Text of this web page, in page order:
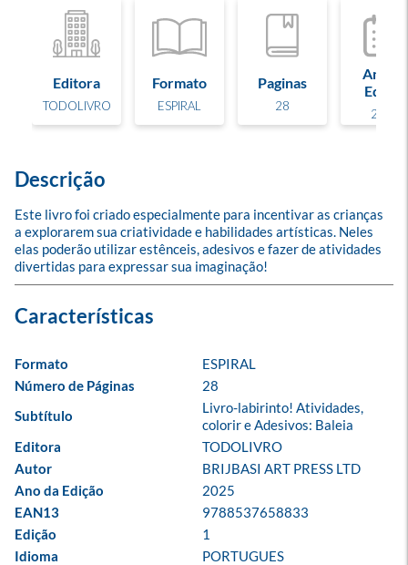
Editora
TODOLIVRO
Formato
ESPIRAL
Paginas
28
Ano de
Edição
2025
Descrição
Este livro foi criado especialmente para incentivar as crianças
a explorarem sua criatividade e habilidades artísticas. Neles
elas poderão utilizar estênceis, adesivos e fazer de atividades
divertidas para expressar sua imaginação!
Formato
ESPIRAL
Número de Páginas
28
Subtítulo
Livro-labirinto! Atividades,
colorir e Adesivos: Baleia
Editora
TODOLIVRO
Autor
BRIJBASI ART PRESS LTD
Ano da Edição
2025
EAN13
9788537658833
Edição
1
Idioma
PORTUGUES